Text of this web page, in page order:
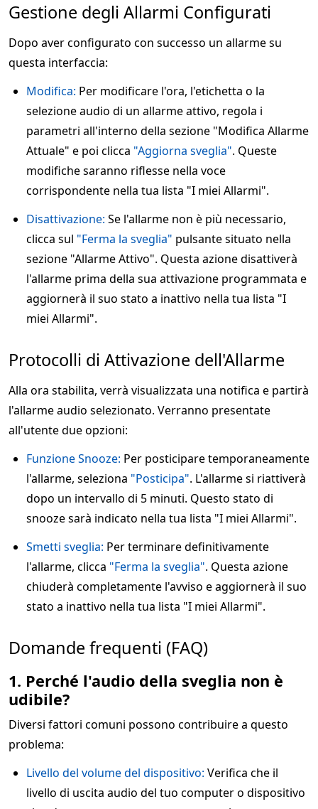
Gestione degli Allarmi Configurati
Dopo aver configurato con successo un allarme su
questa interfaccia:
Modifica: Per modificare l'ora, l'etichetta o la
selezione audio di un allarme attivo, regola i
parametri all'interno della sezione "Modifica Allarme
Attuale" e poi clicca "Aggiorna sveglia". Queste
modifiche saranno riflesse nella voce
corrispondente nella tua lista "I miei Allarmi".
Disattivazione: Se l'allarme non è più necessario,
clicca sul "Ferma la sveglia" pulsante situato nella
sezione "Allarme Attivo". Questa azione disattiverà
l'allarme prima della sua attivazione programmata e
aggiornerà il suo stato a inattivo nella tua lista "I
miei Allarmi".
Protocolli di Attivazione dell'Allarme
Alla ora stabilita, verrà visualizzata una notifica e partirà
l'allarme audio selezionato. Verranno presentate
all'utente due opzioni:
Funzione Snooze: Per posticipare temporaneamente
l'allarme, seleziona "Posticipa". L'allarme si riattiverà
dopo un intervallo di 5 minuti. Questo stato di
snooze sarà indicato nella tua lista "I miei Allarmi".
Smetti sveglia: Per terminare definitivamente
l'allarme, clicca "Ferma la sveglia". Questa azione
chiuderà completamente l'avviso e aggiornerà il suo
stato a inattivo nella tua lista "I miei Allarmi".
Domande frequenti (FAQ)
1. Perché l'audio della sveglia non è
udibile?
Diversi fattori comuni possono contribuire a questo
problema:
Livello del volume del dispositivo: Verifica che il
livello di uscita audio del tuo computer o dispositivo